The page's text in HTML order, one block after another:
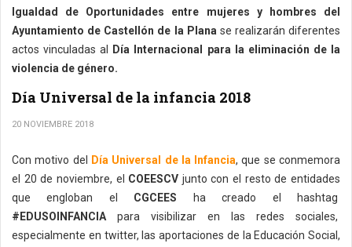
Igualdad de Oportunidades entre mujeres y hombres del
Ayuntamiento de Castellón de la Plana se realizarán diferentes
actos vinculadas al
Día Internacional para la eliminación de la
violencia de género.
Día Universal de la infancia 2018
20 NOVIEMBRE 2018
Con motivo del Día Universal de la Infancia, que se conmemora
el 20 de noviembre, el COEESCV junto con el resto de entidades
que engloban el CGCEES
ha creado el hashtag
#EDUSOINFANCIA para visibilizar en las redes sociales,
especialmente en twitter, las aportaciones de la Educación Social,